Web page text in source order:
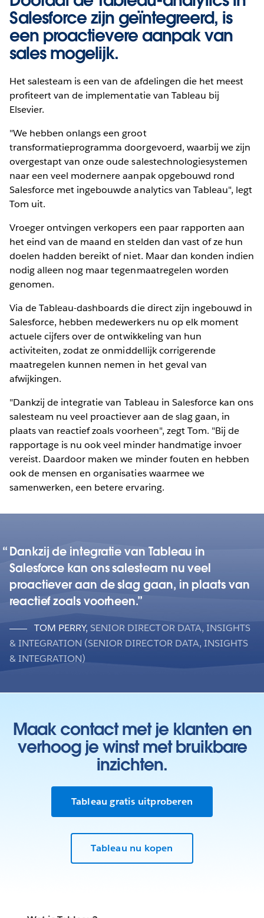
Salesforce zijn geïntegreerd, is
een proactievere aanpak van
sales mogelijk.
Het salesteam is een van de afdelingen die het meest
profiteert van de implementatie van Tableau bij
Elsevier.
"We hebben onlangs een groot
transformatieprogramma doorgevoerd, waarbij we zijn
overgestapt van onze oude salestechnologiesystemen
naar een veel modernere aanpak opgebouwd rond
Salesforce met ingebouwde analytics van Tableau", legt
Tom uit.
Vroeger ontvingen verkopers een paar rapporten aan
het eind van de maand en stelden dan vast of ze hun
doelen hadden bereikt of niet. Maar dan konden indien
nodig alleen nog maar tegenmaatregelen worden
genomen.
Via de Tableau-dashboards die direct zijn ingebouwd in
Salesforce, hebben medewerkers nu op elk moment
actuele cijfers over de ontwikkeling van hun
activiteiten, zodat ze onmiddellijk corrigerende
maatregelen kunnen nemen in het geval van
afwijkingen.
"Dankzij de integratie van Tableau in Salesforce kan ons
salesteam nu veel proactiever aan de slag gaan, in
plaats van reactief zoals voorheen", zegt Tom. "Bij de
rapportage is nu ook veel minder handmatige invoer
vereist. Daardoor maken we minder fouten en hebben
ook de mensen en organisaties waarmee we
samenwerken, een betere ervaring.
Dankzij de integratie van Tableau in
Salesforce kan ons salesteam nu veel
proactiever aan de slag gaan, in plaats van
reactief zoals voorheen.
TOM PERRY, SENIOR DIRECTOR DATA, INSIGHTS
& INTEGRATION (SENIOR DIRECTOR DATA, INSIGHTS
& INTEGRATION)
Maak contact met je klanten en
verhoog je winst met bruikbare
inzichten.
Tableau gratis uitproberen
Tableau nu kopen